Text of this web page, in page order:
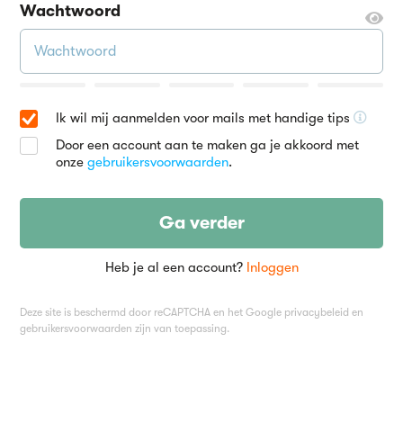
Wachtwoord
Ik wil mij aanmelden voor mails met handige tips
Door een account aan te maken ga je akkoord met
onzegebruikersvoorwaarden.
Deze site is beschermd door reCAPTCHA en het Google privacybeleid en
gebruikersvoorwaarden zijn van toepassing.
Ga verder
Heb je al een account? Inloggen